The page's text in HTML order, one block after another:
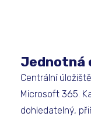
Jednotná
Centrální
Microsoft 365.
dohledatelný,